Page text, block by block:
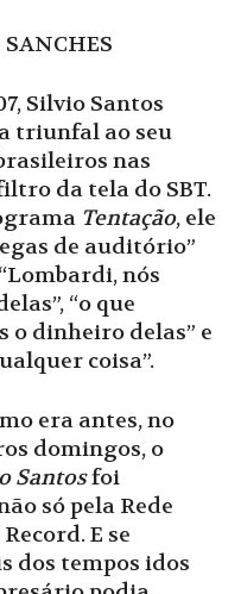
SANCHES
Silvio Santos
triunfal ao seu
nas
da tela do SBT.
Tentação, ele
de auditório”
nós
“o que
o dinheiro delas” e
coisa”.
era antes, no
domingos, o
Santosfoi
só pela Rede
E se
dos tempos idos